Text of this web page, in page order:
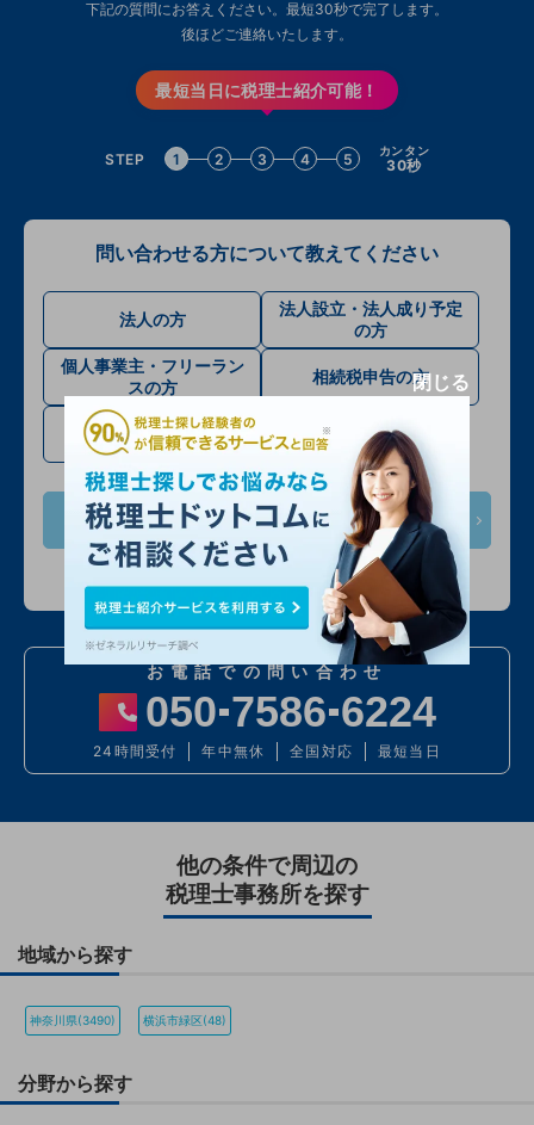
下記の質問にお答えください。最短30秒で完了します。
後ほどご連絡いたします。
最短当日に税理士紹介可能！
STEP 1 2 3 4 5 カンタン
30秒
問い合わせる方について教えてください
法人の方
法人設立・法人成り予定
の方
個人事業主・フリーラン
スの方
相続税申告の方
確定申告・その他
次へ
入力情報は公開されません
お電話での問い合わせ
050 7586 6224
24時間受付 年中無休 全国対応 最短当日
他の条件で周辺の
税理士事務所を探す
地域から探す
神奈川県(3490) 横浜市緑区(48)
分野から探す
閉じる